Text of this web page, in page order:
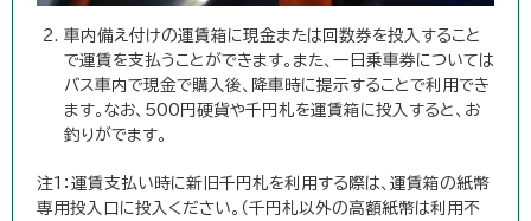
車内備え付けの運賃箱に現金または回数券を投入すること
で運賃を支払うことができます。また、一日乗車券については
バス車内で現金で購入後、降車時に提示することで利用でき
ます。なお、500円硬貨や千円札を運賃箱に投入すると、お
釣りがでます。
注1：運賃支払い時に新旧千円札を利用する際は、運賃箱の紙幣
専用投入口に投入ください。（千円札以外の高額紙幣は利用不